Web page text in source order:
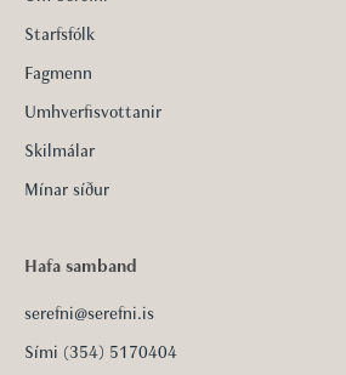
Starfsfólk
Fagmenn
Umhverfisvottanir
Skilmálar
Mínar síður
Hafa samband
serefni@serefni.is
Sími (354) 5170404